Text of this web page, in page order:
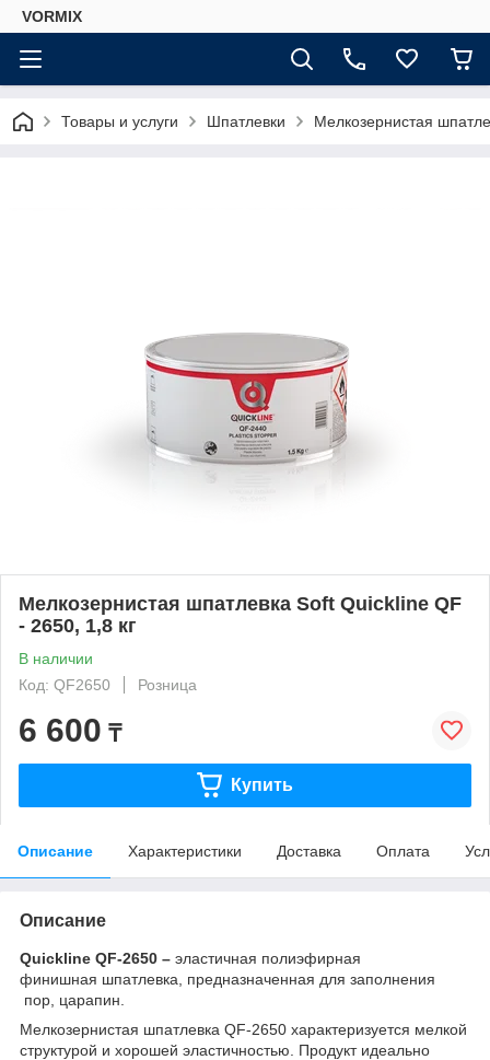
VORMIX
Товары и услуги Шпатлевки Мелкозернистая
Мелкозернистая шпатлевка Soft Quickline QF
- 2650, 1,8 кг
В наличии
Код: QF2650
Розница
6 600 ₸
Купить
Описание Характеристики Доставка Оплата
Описание
Quickline QF-2650 – эластичная полиэфирная
финишная шпатлевка, предназначенная для заполнения
пор, царапин.
Мелкозернистая шпатлевка QF-2650 характеризуется мелкой
структурой и хорошей эластичностью. Продукт идеально